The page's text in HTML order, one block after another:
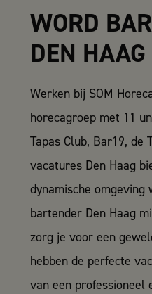
WORD
DEN HAAG
Werken bij SOM
horecagroep met 11
Tapas Club, Bar19, de
vacatures Den Haag
dynamische
bartender Den Haag
zorg je voor een
hebben de perfecte
van een professioneel